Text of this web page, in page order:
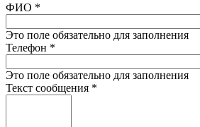
ФИО *
Это поле обязательно для заполнения
Телефон *
Это поле обязательно для заполнения
Текст сообщения *